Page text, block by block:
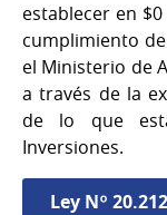
establecer en
cumplimiento
el Ministerio de
a través de la
de lo que
Inversiones.
Ley Nº